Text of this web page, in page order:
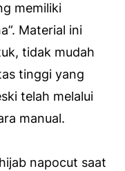
memiliki
Material ini
tidak mudah
tinggi yang
telah melalui
manual.
napocut saat